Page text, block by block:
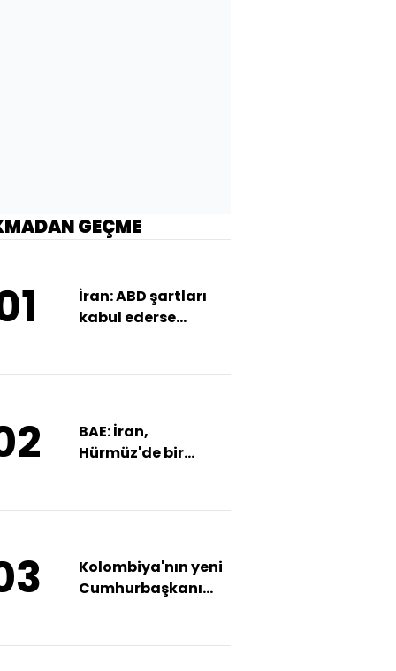
GEÇME
İran: ABD şartları
kabul ederse
BAE: İran,
Hürmüz'de bir
Kolombiya'nın yeni
Cumhurbaşkanı